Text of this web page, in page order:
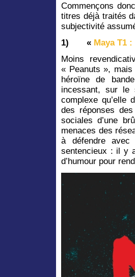
Commençons
titres déjà traités
subjectivité
1)
« Maya T1
Moins
« Peanuts »,
héroïne de
incessant, sur
complexe qu’elle
des réponses
sociales d’une
menaces des
à défendre
sentencieux : il y
d’humour pour